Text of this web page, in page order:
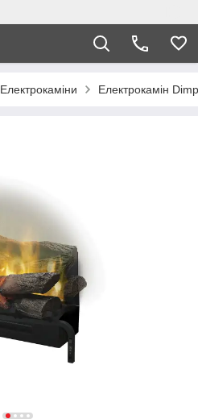
Електрокаміни Електрокамін